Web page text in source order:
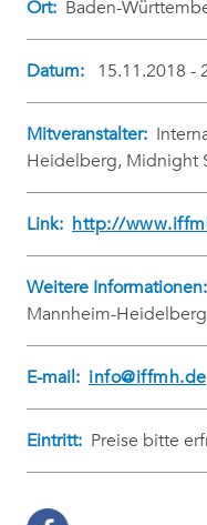
Ort: Baden-
Datum: 15.11.2018 -
Mitveranstalter:
Heidelberg, Midnight
Link: http://
Weitere Informationen:
Mannheim-
E-mail: info@iffmh.de
Eintritt: Preise bitte